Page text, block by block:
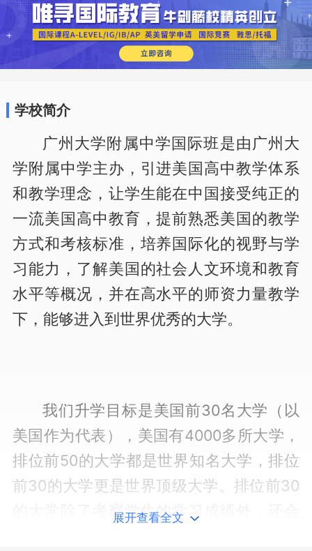
学校简介
广州大学附属中学国际班是由广州大
学附属中学主办，引进美国高中教学体系
和教学理念，让学生能在中国接受纯正的
一流美国高中教育，提前熟悉美国的教学
方式和考核标准，培养国际化的视野与学
习能力，了解美国的社会人文环境和教育
水平等概况，并在高水平的师资力量教学
下，能够进入到世界优秀的大学。
我们升学目标是美国前30名大学（以
美国作为代表），美国有4000多所大学，
排位前50的大学都是世界知名大学，排位
前30的大学更是世界顶级大学。排位前30
的大学除了考察学生的学习成绩外，还会
展开查看全文